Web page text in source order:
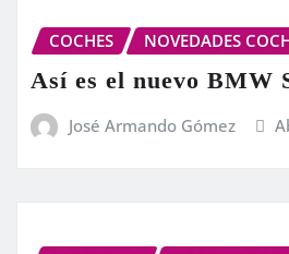
COCHES NOVEDADES
Así es el nuevo BMW
José Armando Gómez